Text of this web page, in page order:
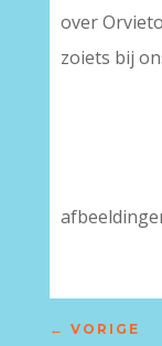
over
zoiets bij
← VORIGE